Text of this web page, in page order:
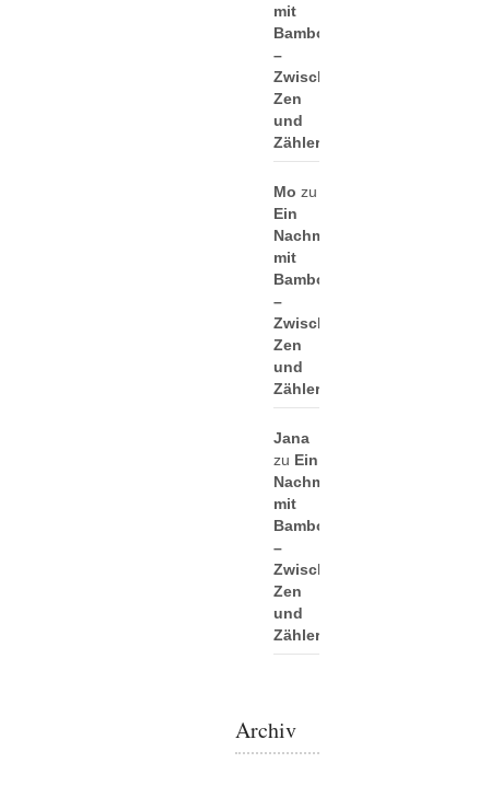
mit
Bamboo
–
Zwischen
Zen
und
Zählerei
Mo zu
Ein
Nachmittag
mit
Bamboo
–
Zwischen
Zen
und
Zählerei
Jana
zu Ein
Nachmittag
mit
Bamboo
–
Zwischen
Zen
und
Zählerei
Archiv